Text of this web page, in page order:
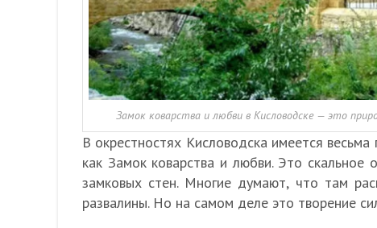
Замок коварства и любви в Кисловодске — это
В окрестностях Кисловодска имеется
как Замок коварства и любви. Это скальное
замковых стен. Многие думают, что там
развалины. Но на самом деле это творение